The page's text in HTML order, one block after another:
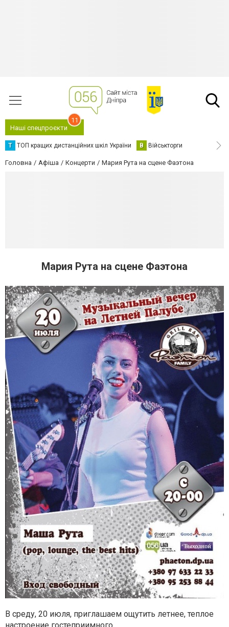
Наші спецпроєкти
11
Т ТОП кращих дистанційних шкіл України В Військторги
Головна Афіша Концерти Мария Рута на сцене Фаэтона
Мария Рута на сцене Фаэтона
В среду, 20 июля, приглашаем ощутить летнее, теплое
настроение гостеприимного